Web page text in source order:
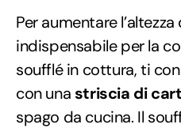
Per aumentare
indispensabile per la
soufflé in cottura, ti
con una striscia di
spago da cucina. Il